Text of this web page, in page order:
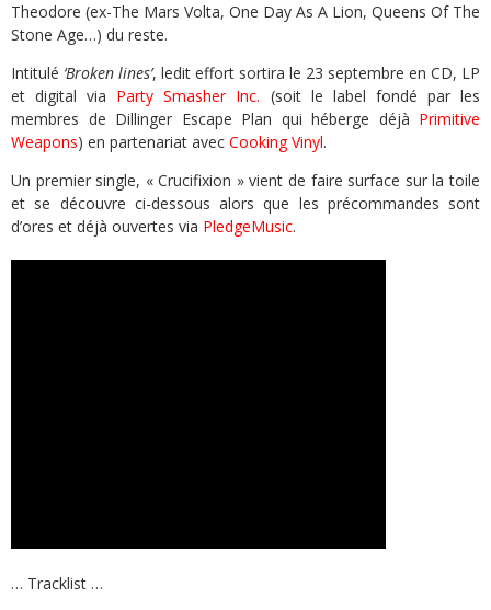
Theodore (ex-The Mars Volta, One Day As A Lion, Queens Of The
Stone Age…) du reste.
Intitulé ‘Broken lines’, ledit effort sortira le 23 septembre en CD, LP
et digital via Party Smasher Inc. (soit le label fondé par les
membres de Dillinger Escape Plan qui héberge déjà Primitive
Weapons) en partenariat avec Cooking Vinyl.
Un premier single, « Crucifixion » vient de faire surface sur la toile
et se découvre ci-dessous alors que les précommandes sont
d’ores et déjà ouvertes via PledgeMusic.
… Tracklist …